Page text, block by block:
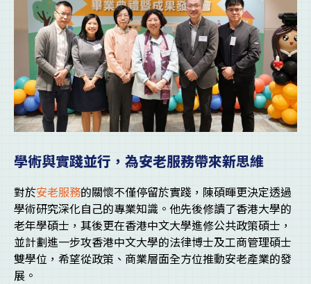
學術與實踐並行，為安老服務帶來新思維
對於安老服務的關懷不僅停留於實踐，陳碩暉更決定透過
學術研究深化自己的專業知識。他先後修讀了香港大學的
老年學碩士，其後更在香港中文大學進修公共政策碩士，
並計劃進一步攻香港中文大學的法律博士及工商管理碩士
雙學位，希望從政策、商業層面全方位推動安老產業的發
展。